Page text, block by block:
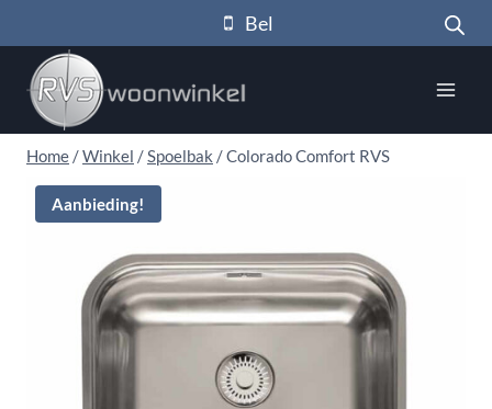
naar
inhoud
Bel
Home /Winkel /Spoelbak /Colorado Comfort RVS
Aanbieding!